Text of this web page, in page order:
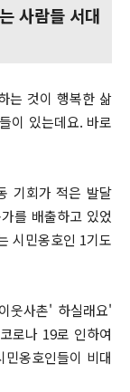
사람들 서대
는 것이 행복한 삶
이 있는데요. 바로
기회가 적은 발달
를 배출하고 있었
시민옹호인 1기도
웃사촌' 하실래요'
로나 19로 인하여
옹호인들이 비대